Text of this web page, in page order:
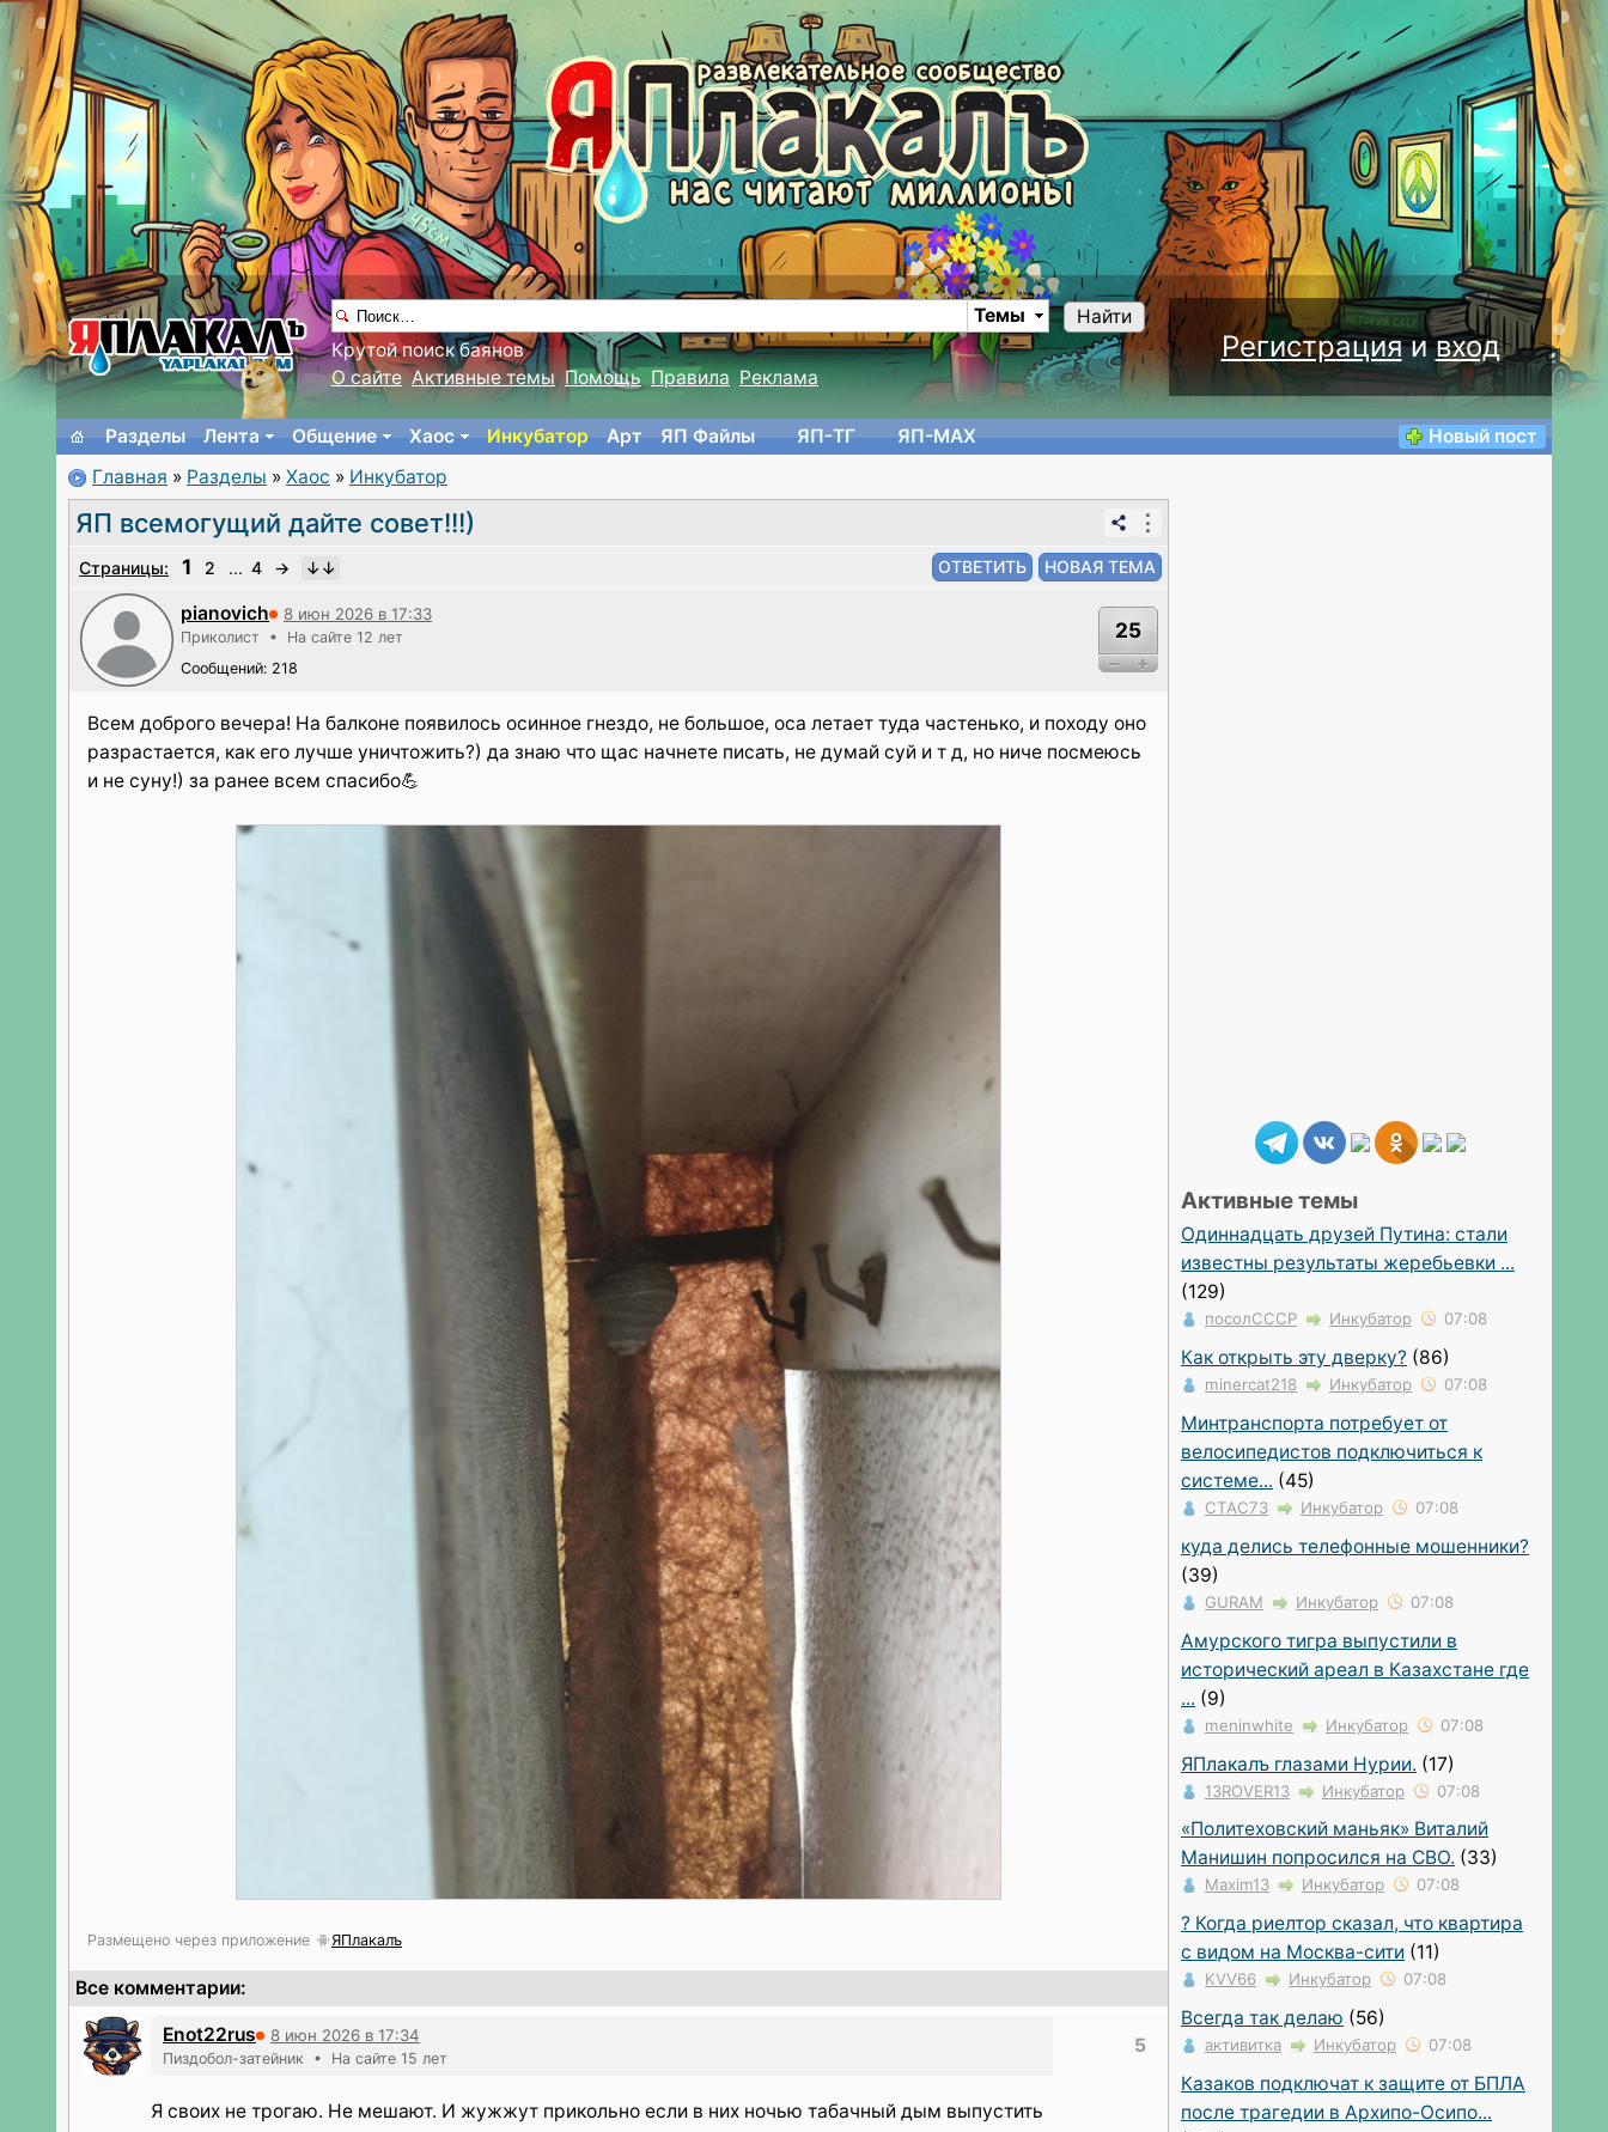
Регистрацияивход
Найти
Темы
Крутой поиск баянов
О сайте Активные темы Помощь Правила Реклама
Разделы Лента Общение Хаос Инкубатор Арт ЯП Файлы ЯП-TГ ЯП-MAX
Новый пост
Главная » Разделы » Хаос » Инкубатор
ЯП всемогущий дайте совет!!!) ⋮
Страницы: 1 2 ... 4 →
pianovich 8 июн 2026 в 17:33
Приколист • На сайте 12 лет
Сообщений: 218
25
Всем доброго вечера! На балконе появилось осинное гнездо, не большое, оса летает туда частенько, и походу оно
разрастается, как его лучше уничтожить?) да знаю что щас начнете писать, не думай суй и т д, но ниче посмеюсь
и не суну!) за ранее всем спасибо💪
Размещено через приложение ЯПлакалъ
Все комментарии:
Enot22rus 8 июн 2026 в 17:34
Пиздобол-затейник • На сайте 15 лет
5
Я своих не трогаю. Не мешают. И жужжут прикольно если в них ночью табачный дым выпустить
Активные темы
Одиннадцать друзей Путина: стали
известны результаты жеребьевки ...
(129)
посолСССР Инкубатор 07:08
Как открыть эту дверку? (86)
minercat218 Инкубатор 07:08
Минтранспорта потребует от
велосипедистов подключиться к
системе... (45)
СТАС73 Инкубатор 07:08
куда делись телефонные мошенники?
(39)
GURAM Инкубатор 07:08
Амурского тигра выпустили в
исторический ареал в Казахстане где
... (9)
meninwhite Инкубатор 07:08
ЯПлакалъ глазами Нурии. (17)
13ROVER13 Инкубатор 07:08
«Политеховский маньяк» Виталий
Манишин попросился на СВО. (33)
Maxim13 Инкубатор 07:08
?️ Когда риелтор сказал, что квартира
с видом на Москва-сити (11)
KVV66 Инкубатор 07:08
Всегда так делаю (56)
активитка Инкубатор 07:08
Казаков подключат к защите от БПЛА
после трагедии в Архипо-Осипо...